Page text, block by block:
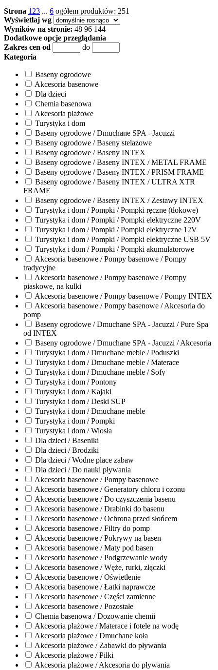
Strona 1 23 ... 6 ogółem produktów: 251
Wyświetlaj wg
Wyników na stronie: 48 96 144
Dodatkowe opcje przeglądania
Zakres cen od
do
Kategoria
Baseny ogrodowe
Akcesoria basenowe
Dla dzieci
Chemia basenowa
Akcesoria plażowe
Turystyka i dom
Baseny ogrodowe / Dmuchane SPA - Jacuzzi
Baseny ogrodowe / Baseny stelażowe
Baseny ogrodowe / Baseny INTEX
Baseny ogrodowe / Baseny INTEX / METAL FRAME
Baseny ogrodowe / Baseny INTEX / PRISM FRAME
Baseny ogrodowe / Baseny INTEX / ULTRA XTR
FRAME
Baseny ogrodowe / Baseny INTEX / Zestawy INTEX
Turystyka i dom / Pompki / Pompki ręczne (tłokowe)
Turystyka i dom / Pompki / Pompki elektryczne 220V
Turystyka i dom / Pompki / Pompki elektryczne 12V
Turystyka i dom / Pompki / Pompki elektryczne USB 5V
Turystyka i dom / Pompki / Pompki akumulatorowe
Akcesoria basenowe / Pompy basenowe / Pompy
tradycyjne
Akcesoria basenowe / Pompy basenowe / Pompy
piaskowe, na kulki
Akcesoria basenowe / Pompy basenowe / Pompy INTEX
Akcesoria basenowe / Pompy basenowe / Akcesoria do
pomp
Baseny ogrodowe / Dmuchane SPA - Jacuzzi / Pure Spa
od INTEX
Baseny ogrodowe / Dmuchane SPA - Jacuzzi / Akcesoria
Turystyka i dom / Dmuchane meble / Poduszki
Turystyka i dom / Dmuchane meble / Materace
Turystyka i dom / Dmuchane meble / Sofy
Turystyka i dom / Pontony
Turystyka i dom / Kajaki
Turystyka i dom / Deski SUP
Turystyka i dom / Dmuchane meble
Turystyka i dom / Pompki
Turystyka i dom / Wiosła
Dla dzieci / Baseniki
Dla dzieci / Brodziki
Dla dzieci / Wodne place zabaw
Dla dzieci / Do nauki pływania
Akcesoria basenowe / Pompy basenowe
Akcesoria basenowe / Generatory chloru i ozonu
Akcesoria basenowe / Do czyszczenia basenu
Akcesoria basenowe / Drabinki do basenu
Akcesoria basenowe / Ochrona przed słońcem
Akcesoria basenowe / Filtry do pomp
Akcesoria basenowe / Pokrywy na basen
Akcesoria basenowe / Maty pod basen
Akcesoria basenowe / Podgrzewanie wody
Akcesoria basenowe / Węże, rurki, złączki
Akcesoria basenowe / Oświetlenie
Akcesoria basenowe / Łatki naprawcze
Akcesoria basenowe / Części zamienne
Akcesoria basenowe / Pozostałe
Chemia basenowa / Dozowanie chemii
Akcesoria plażowe / Materace i fotele na wodę
Akcesoria plażowe / Dmuchane koła
Akcesoria plażowe / Zabawki do pływania
Akcesoria plażowe / Piłki
Akcesoria plażowe / Akcesoria do pływania